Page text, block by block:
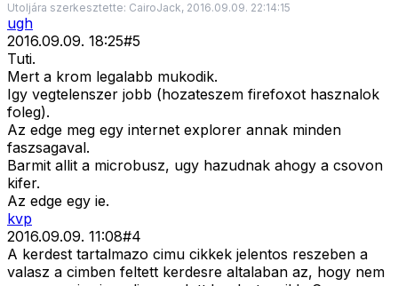
Utoljára szerkesztette: CairoJack, 2016.09.09. 22:14:15
ugh
2016.09.09. 18:25#5
Tuti.
Mert a krom legalabb mukodik.
Igy vegtelenszer jobb (hozateszem firefoxot hasznalok
foleg).
Az edge meg egy internet explorer annak minden
faszsagaval.
Barmit allit a microbusz, ugy hazudnak ahogy a csovon
kifer.
Az edge egy ie.
kvp
2016.09.09. 11:08#4
A kerdest tartalmazo cimu cikkek jelentos reszeben a
valasz a cimben feltett kerdesre altalaban az, hogy nem